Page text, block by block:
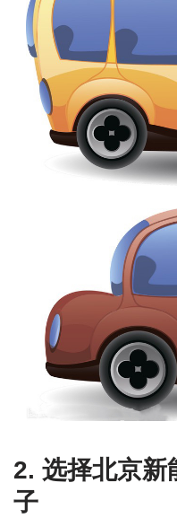
2. 选择北京新
子